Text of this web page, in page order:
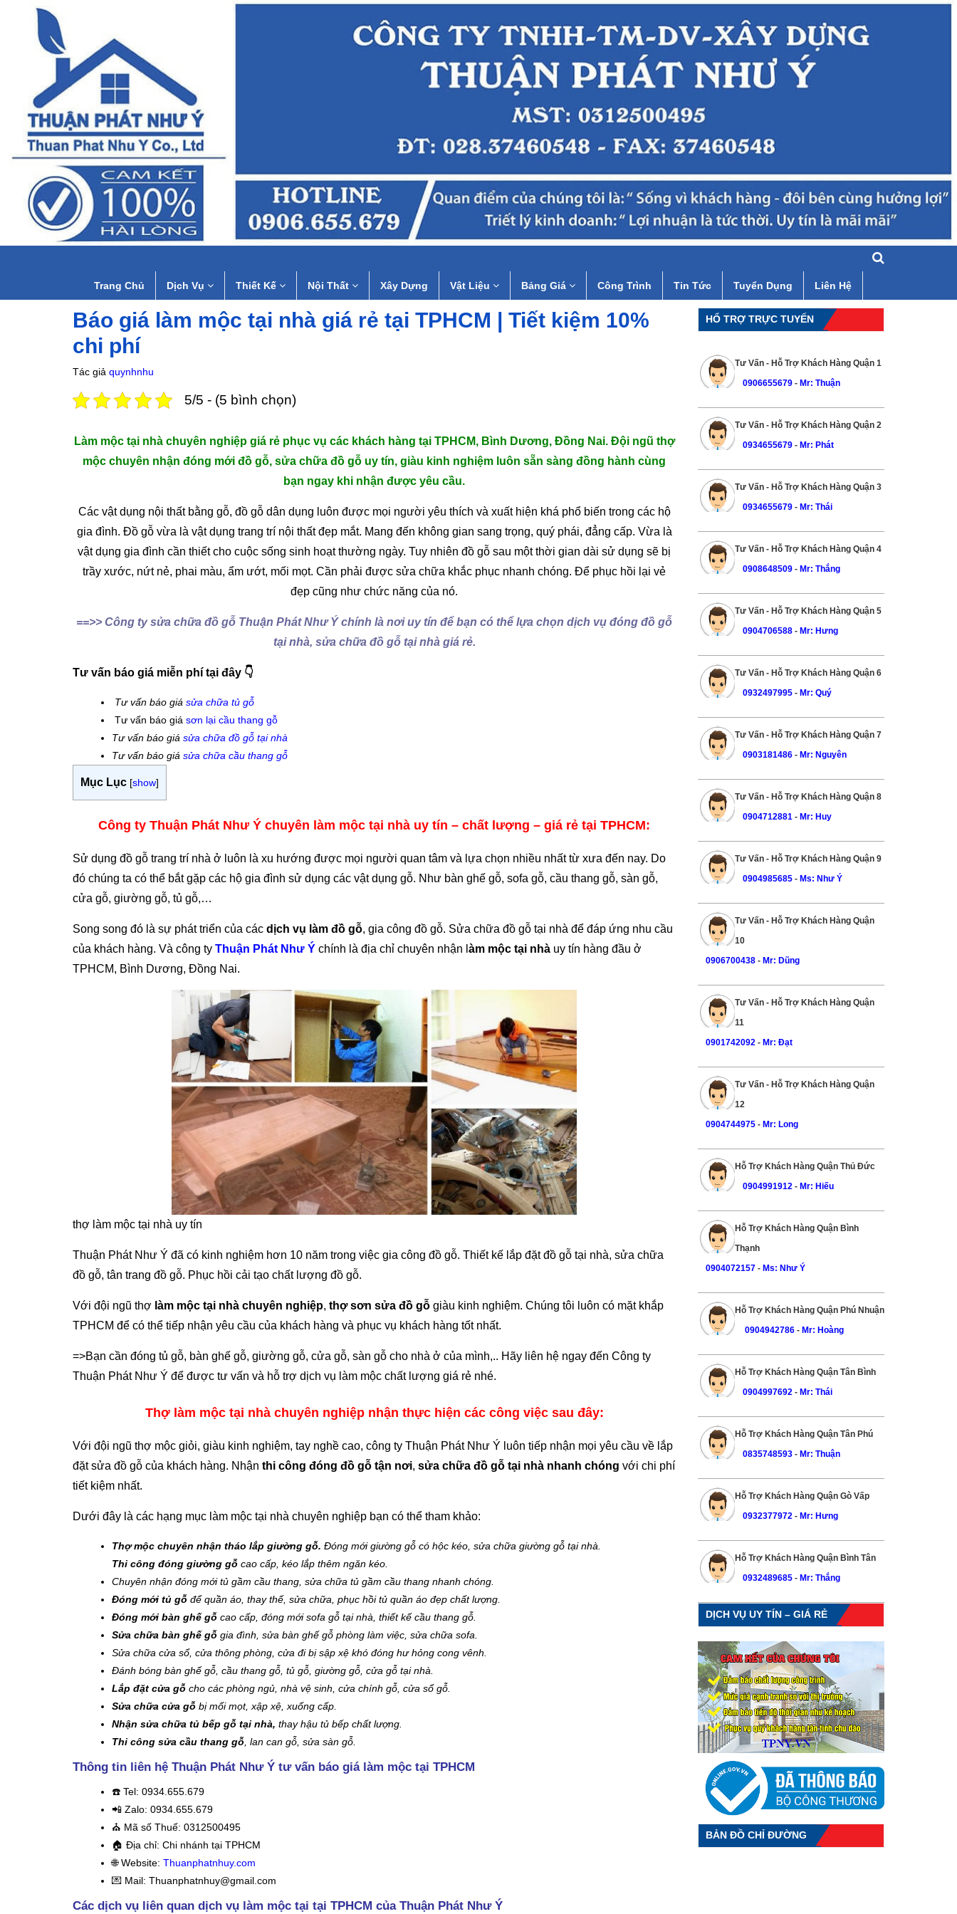
Trang Chủ Dịch Vụ Thiết Kế Nội Thất Xây Dựng Vật Liệu Bảng Giá Công Trình Tin Tức Tuyển Dụng Liên Hệ
Báo giá làm mộc tại nhà giá rẻ tại TPHCM | Tiết kiệm 10%
chi phí
Tác giả quynhnhu
5/5 - (5 bình chọn)
Làm mộc tại nhà chuyên nghiệp giá rẻ phục vụ các khách hàng tại TPHCM, Bình Dương, Đồng Nai. Đội ngũ thợ
mộc chuyên nhận đóng mới đồ gỗ, sửa chữa đồ gỗ uy tín, giàu kinh nghiệm luôn sẵn sàng đồng hành cùng
bạn ngay khi nhận được yêu cầu.
Các vật dụng nội thất bằng gỗ, đồ gỗ dân dụng luôn được mọi người yêu thích và xuất hiện khá phổ biến trong các hộ
gia đình. Đồ gỗ vừa là vật dụng trang trí nội thất đẹp mắt. Mang đến không gian sang trọng, quý phái, đẳng cấp. Vừa là
vật dụng gia đình cần thiết cho cuộc sống sinh hoạt thường ngày. Tuy nhiên đồ gỗ sau một thời gian dài sử dụng sẽ bị
trầy xước, nứt nẻ, phai màu, ẩm ướt, mối mọt. Cần phải được sửa chữa khắc phục nhanh chóng. Để phục hồi lại vẻ
đẹp cũng như chức năng của nó.
==>> Công ty sửa chữa đồ gỗ Thuận Phát Như Ý chính là nơi uy tín để bạn có thể lựa chọn dịch vụ đóng đồ gỗ
tại nhà, sửa chữa đồ gỗ tại nhà giá rẻ.
Tư vấn báo giá miễn phí tại đây 👇
Tư vấn báo giá sửa chữa tủ gỗ
Tư vấn báo giá sơn lại cầu thang gỗ
Tư vấn báo giá sửa chữa đồ gỗ tại nhà
Tư vấn báo giá sửa chữa cầu thang gỗ
Mục Lục [show]
Công ty Thuận Phát Như Ý chuyên làm mộc tại nhà uy tín – chất lượng – giá rẻ tại TPHCM:
Sử dụng đồ gỗ trang trí nhà ở luôn là xu hướng được mọi người quan tâm và lựa chọn nhiều nhất từ xưa đến nay. Do
đó chúng ta có thể bắt gặp các hộ gia đình sử dụng các vật dụng gỗ. Như bàn ghế gỗ, sofa gỗ, cầu thang gỗ, sàn gỗ,
cửa gỗ, giường gỗ, tủ gỗ,…
Song song đó là sự phát triển của các dịch vụ làm đồ gỗ, gia công đồ gỗ. Sửa chữa đồ gỗ tại nhà để đáp ứng nhu cầu
của khách hàng. Và công ty Thuận Phát Như Ý chính là địa chỉ chuyên nhận l àm mộc tại nhà uy tín hàng đầu ở
TPHCM, Bình Dương, Đồng Nai.
thợ làm mộc tại nhà uy tín
Thuận Phát Như Ý đã có kinh nghiệm hơn 10 năm trong việc gia công đồ gỗ. Thiết kế lắp đặt đồ gỗ tại nhà, sửa chữa
đồ gỗ, tân trang đồ gỗ. Phục hồi cải tạo chất lượng đồ gỗ.
Với đội ngũ thợ làm mộc tại nhà chuyên nghiệp, thợ sơn sửa đồ gỗ giàu kinh nghiệm. Chúng tôi luôn có mặt khắp
TPHCM để có thể tiếp nhận yêu cầu của khách hàng và phục vụ khách hàng tốt nhất.
=>Bạn cần đóng tủ gỗ, bàn ghế gỗ, giường gỗ, cửa gỗ, sàn gỗ cho nhà ở của mình,.. Hãy liên hệ ngay đến Công ty
Thuận Phát Như Ý để được tư vấn và hỗ trợ dịch vụ làm mộc chất lượng giá rẻ nhé.
Thợ làm mộc tại nhà chuyên nghiệp nhận thực hiện các công việc sau đây:
Với đội ngũ thợ mộc giỏi, giàu kinh nghiệm, tay nghề cao, công ty Thuận Phát Như Ý luôn tiếp nhận mọi yêu cầu về lắp
đặt sửa đồ gỗ của khách hàng. Nhận thi công đóng đồ gỗ tận nơi, sửa chữa đồ gỗ tại nhà nhanh chóng với chi phí
tiết kiệm nhất.
Dưới đây là các hạng mục làm mộc tại nhà chuyên nghiệp bạn có thể tham khảo:
Thợ mộc chuyên nhận tháo lắp giường gỗ. Đóng mới giường gỗ có hộc kéo, sửa chữa giường gỗ tại nhà.
Thi công đóng giường gỗ cao cấp, kéo lắp thêm ngăn kéo.
Chuyên nhận đóng mới tủ gầm cầu thang, sửa chữa tủ gầm cầu thang nhanh chóng.
Đóng mới tủ gỗ để quần áo, thay thế, sửa chữa, phục hồi tủ quần áo đẹp chất lượng.
Đóng mới bàn ghế gỗ cao cấp, đóng mới sofa gỗ tại nhà, thiết kế cầu thang gỗ.
Sửa chữa bàn ghế gỗ gia đình, sửa bàn ghế gỗ phòng làm việc, sửa chữa sofa.
Sửa chữa cửa sổ, cửa thông phòng, cửa đi bị sập xệ khó đóng hư hỏng cong vênh.
Đánh bóng bàn ghế gỗ, cầu thang gỗ, tủ gỗ, giường gỗ, cửa gỗ tại nhà.
Lắp đặt cửa gỗ cho các phòng ngủ, nhà vệ sinh, cửa chính gỗ, cửa sổ gỗ.
Sửa chữa cửa gỗ bị mối mọt, xập xệ, xuống cấp.
Nhận sửa chữa tủ bếp gỗ tại nhà, thay hậu tủ bếp chất lượng.
Thi công sửa cầu thang gỗ, lan can gỗ, sửa sàn gỗ.
Thông tin liên hệ Thuận Phát Như Ý tư vấn báo giá làm mộc tại TPHCM
☎️ Tel: 0934.655.679
📲 Zalo: 0934.655.679
⛪️ Mã số Thuế: 0312500495
🏠 Địa chỉ: Chi nhánh tại TPHCM
🌐 Website: Thuanphatnhuy.com
💌 Mail: Thuanphatnhuy@gmail.com
Các dịch vụ liên quan dịch vụ làm mộc tại tại TPHCM của Thuận Phát Như Ý
HỔ TRỢ TRỰC TUYẾN
Tư Vấn - Hỗ Trợ Khách Hàng Quận 1
0906655679 - Mr: Thuận
Tư Vấn - Hỗ Trợ Khách Hàng Quận 2
0934655679 - Mr: Phát
Tư Vấn - Hỗ Trợ Khách Hàng Quận 3
0934655679 - Mr: Thái
Tư Vấn - Hỗ Trợ Khách Hàng Quận 4
0908648509 - Mr: Thắng
Tư Vấn - Hỗ Trợ Khách Hàng Quận 5
0904706588 - Mr: Hưng
Tư Vấn - Hỗ Trợ Khách Hàng Quận 6
0932497995 - Mr: Quý
Tư Vấn - Hỗ Trợ Khách Hàng Quận 7
0903181486 - Mr: Nguyên
Tư Vấn - Hỗ Trợ Khách Hàng Quận 8
0904712881 - Mr: Huy
Tư Vấn - Hỗ Trợ Khách Hàng Quận 9
0904985685 - Ms: Như Ý
Tư Vấn - Hỗ Trợ Khách Hàng Quận
10
0906700438- Mr: Dũng
Tư Vấn - Hỗ Trợ Khách Hàng Quận
11
0901742092 - Mr: Đạt
Tư Vấn - Hỗ Trợ Khách Hàng Quận
12
0904744975- Mr: Long
Hỗ Trợ Khách Hàng Quận Thủ Đức
0904991912 - Mr: Hiếu
Hỗ Trợ Khách Hàng Quận Bình
Thạnh
0904072157- Ms: Như Ý
Hỗ Trợ Khách Hàng Quận Phú Nhuận
0904942786 - Mr: Hoàng
Hỗ Trợ Khách Hàng Quận Tân Bình
0904997692 - Mr: Thái
Hỗ Trợ Khách Hàng Quận Tân Phú
0835748593 - Mr: Thuận
Hỗ Trợ Khách Hàng Quận Gò Vấp
0932377972 - Mr: Hưng
Hỗ Trợ Khách Hàng Quận Bình Tân
0932489685 - Mr: Thắng
DỊCH VỤ UY TÍN – GIÁ RẺ
BẢN ĐỒ CHỈ ĐƯỜNG